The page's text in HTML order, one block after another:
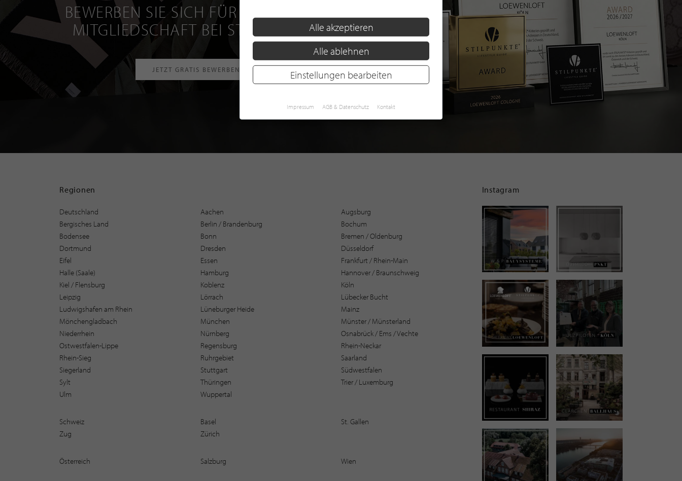
BEWERBEN SIE SICH FÜR EINE GRATIS
MITGLIEDSCHAFT BEI STILPUNKTE®
JETZT GRATIS BEWERBEN
Regionen
Deutschland Aachen
Augsburg
Bergisches Land
Berlin / Brandenburg
Bochum
Bodensee
Bonn
Bremen / Oldenburg
Dortmund
Dresden
Düsseldorf
Eifel
Essen
Frankfurt / Rhein-Main
Halle (Saale)
Hamburg
Hannover / Braunschweig
Kiel / Flensburg
Koblenz
Köln
Leipzig
Lörrach
Lübecker Bucht
Ludwigshafen am Rhein
Lüneburger Heide
Mainz
Mönchengladbach
München
Münster / Münsterland
Niederrhein
Nürnberg
Osnabrück / Ems / Vechte
Ostwestfalen-Lippe
Regensburg
Rhein-Neckar
Rhein-Sieg
Ruhrgebiet
Saarland
Siegerland
Stuttgart
Südwestfalen
Sylt
Thüringen
Trier / Luxemburg
Ulm
Wuppertal
Schweiz Basel
St. Gallen
Zug
Zürich
Österreich Salzburg Wien
Instagram
Alle akzeptieren
Alle ablehnen
Einstellungen bearbeiten
Impressum AGB & Datenschutz Kontakt